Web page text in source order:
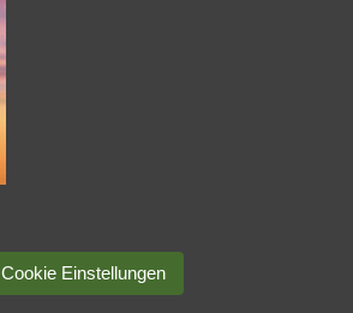
Cookie Einstellungen